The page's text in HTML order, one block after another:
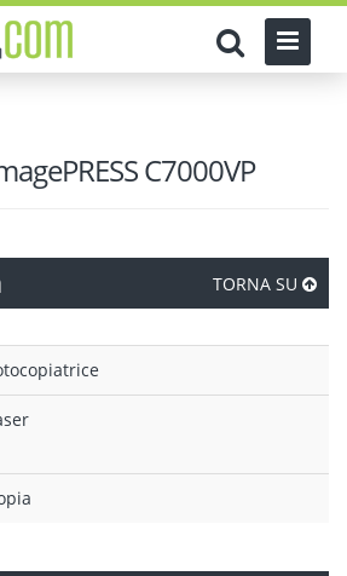
C7000VP
TORNA SU